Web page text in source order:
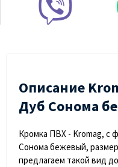
Описание
Дуб Сонома
Кромка ПВХ - Kromag, с
Сонома бежевый,
предлагаем такой вид